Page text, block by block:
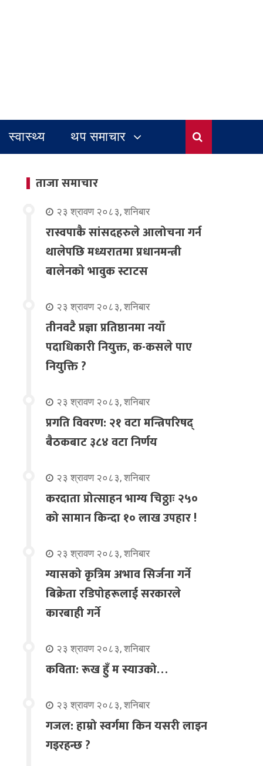
स्वास्थ्य थप समाचार
ताजा समाचार
२३ श्रावण २०८३, शनिबार
रास्वपाकै सांसदहरुले आलोचना गर्न
थालेपछि मध्यरातमा प्रधानमन्त्री
बालेनको भावुक स्टाटस
२३ श्रावण २०८३, शनिबार
तीनवटै प्रज्ञा प्रतिष्ठानमा नयाँ
पदाधिकारी नियुक्त, क-कसले पाए
नियुक्ति ?
२३ श्रावण २०८३, शनिबार
प्रगति विवरण: २१ वटा मन्त्रिपरिषद्
बैठकबाट ३८४ वटा निर्णय
२३ श्रावण २०८३, शनिबार
करदाता प्रोत्साहन भाग्य चिठ्ठाः २५०
को सामान किन्दा १० लाख उपहार !
२३ श्रावण २०८३, शनिबार
ग्यासको कृत्रिम अभाव सिर्जना गर्ने
बिक्रेता रडिपोहरूलाई सरकारले
कारबाही गर्ने
२३ श्रावण २०८३, शनिबार
कविता: रूख हुँ म स्याउको…
२३ श्रावण २०८३, शनिबार
गजल: हाम्रो स्वर्गमा किन यसरी लाइन
गइरहन्छ ?